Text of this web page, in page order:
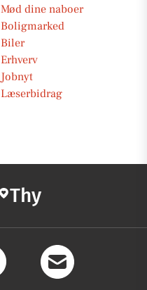
Mød dine naboer
Boligmarked
Biler
Erhverv
Jobnyt
Læserbidrag
Thy